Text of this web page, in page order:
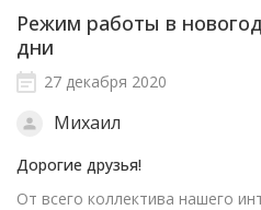
Режим работы в
дни
27 декабря 2020
Михаил
Дорогие друзья!
От всего коллектива нашего